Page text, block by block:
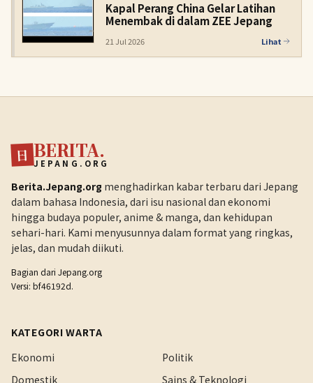
Kapal Perang China Gelar Latihan
Menembak di dalam ZEE Jepang
21 Jul 2026 Lihat
日 BERITA.
JEPANG.ORG
Berita.Jepang.org menghadirkan kabar terbaru dari Jepang
dalam bahasa Indonesia, dari isu nasional dan ekonomi
hingga budaya populer, anime & manga, dan kehidupan
sehari-hari. Kami menyusunnya dalam format yang ringkas,
jelas, dan mudah diikuti.
Bagian dari Jepang.org
Versi: bf46192d.
KATEGORI WARTA
Ekonomi
Politik
Domestik
Sains & Teknologi